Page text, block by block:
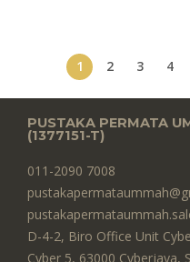
1 2 3 4
PUSTAKA PERMATA
(1377151-T)​
011-2090 7008
D-4-2, Biro Office Unit
Cyber 5, 63000 Cyberjaya,